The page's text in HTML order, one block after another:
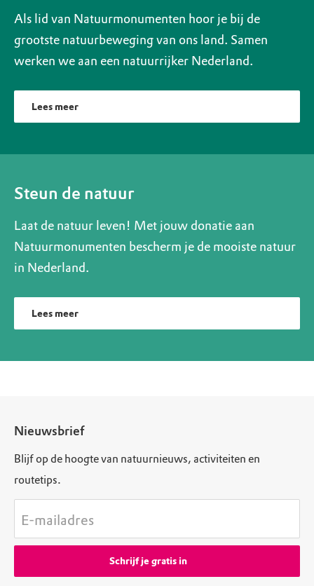
Als lid van Natuurmonumenten hoor je bij de
grootste natuurbeweging van ons land. Samen
werken we aan een natuurrijker Nederland.
Lees meer
Steun de natuur
Laat de natuur leven! Met jouw donatie aan
Natuurmonumenten bescherm je de mooiste natuur
in Nederland.
Lees meer
Nieuwsbrief
Blijf op de hoogte van natuurnieuws, activiteiten en
routetips.
E-mailadres
Schrijf je gratis in